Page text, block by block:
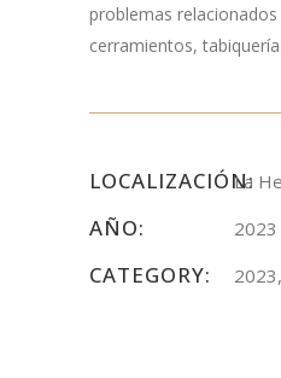
problemas
cerramientos,
LOCALIZACIÓN:
La
AÑO: 2023
CATEGORY: